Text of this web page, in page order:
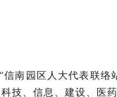
信南园区人大代表联络
技、信息、建设、医